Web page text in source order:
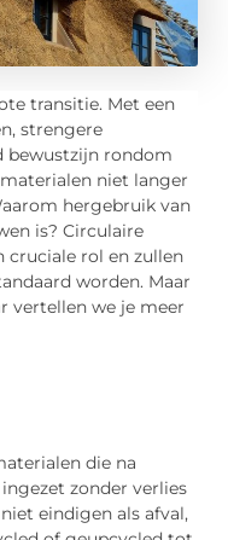
transitie. Met een
strengere
bewustzijn rondom
niet langer
hergebruik van
is? Circulaire
cruciale rol en zullen
worden. Maar
vertellen we je meer
die na
zonder verlies
eindigen als afval,